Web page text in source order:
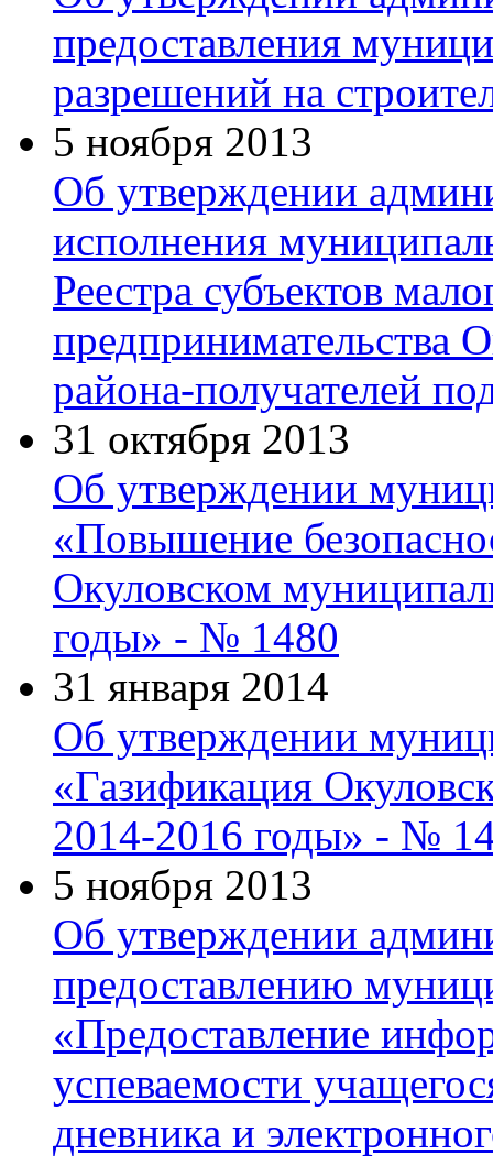
предоставления
разрешений на
5 ноября 2013
Об утверждении
исполнения
Реестра субъектов
предпринимательства
района-получателей
31 октября 2013
Об утверждении
«Повышение
Окуловском
годы» - № 1480
31 января 2014
Об утверждении
«Газификация
2014-2016 годы» - №
5 ноября 2013
Об утверждении
предоставлению
«Предоставление
успеваемости
дневника и